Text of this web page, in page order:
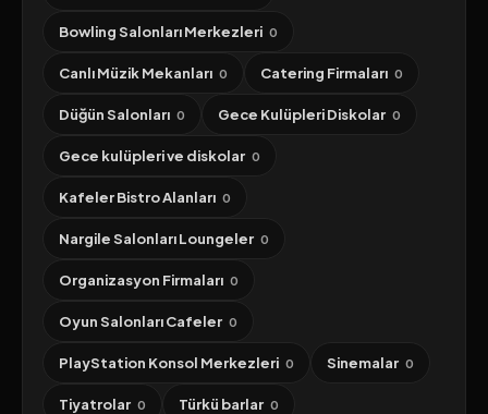
Bowling Salonları Merkezleri 0
Canlı Müzik Mekanları 0 Catering Firmaları 0
Düğün Salonları 0 Gece Kulüpleri Diskolar 0
Gece kulüpleri ve diskolar 0
Kafeler Bistro Alanları 0
Nargile Salonları Loungeler 0
Organizasyon Firmaları 0
Oyun Salonları Cafeler 0
PlayStation Konsol Merkezleri 0 Sinemalar 0
Tiyatrolar 0 Türkü barlar 0